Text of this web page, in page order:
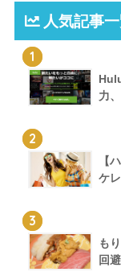
人気記事
1
力
2
【
ケ
3
も
回